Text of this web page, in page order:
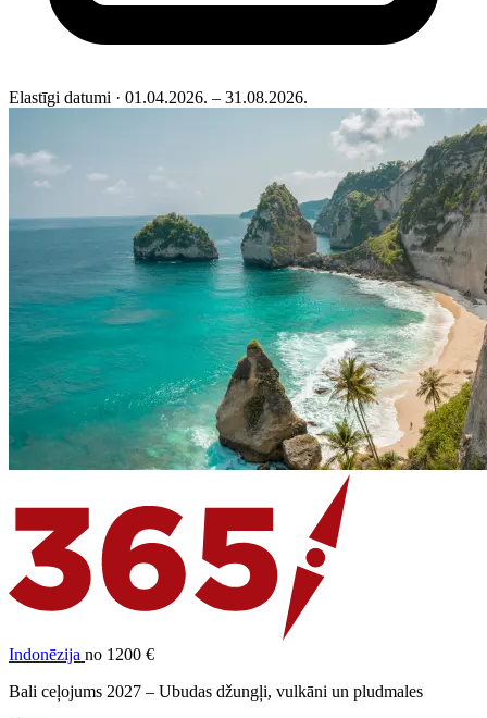
Elastīgi datumi · 01.04.2026. – 31.08.2026.
Indonēzija no 1200 €
Bali ceļojums 2027 – Ubudas džungļi, vulkāni un pludmales